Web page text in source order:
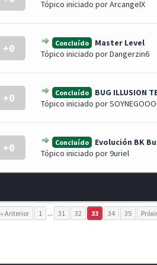
Tópico iniciado porArcangelX
+0 Concluído
Master Level
Tópico iniciado porDangerzin6
0 Voto(s) - 0 de 5 em média
1 2345
+0 Concluído
BUG ILLUSION
Tópico iniciado por
0 Voto(s) - 0 de 5 em média
1 2345
+0 Concluído
Evolución BK
Tópico iniciado por9uriel
0 Voto(s) - 0 de 5 em média
1 2345
« Anterior 1 ... 31 32 33 34 35